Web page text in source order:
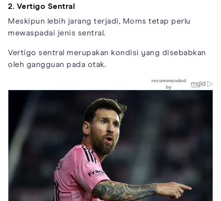
2. Vertigo Sentral
Meskipun lebih jarang terjadi, Moms tetap perlu
mewaspadai jenis sentral.
Vertigo sentral merupakan kondisi yang disebabkan
oleh gangguan pada otak.